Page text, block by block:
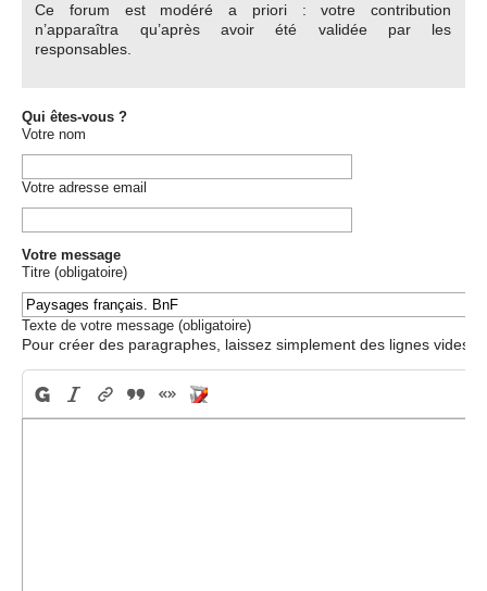
Ce forum est modéré a priori : votre contribution
n’apparaîtra qu’après avoir été validée par les
responsables.
Qui êtes-vous ?
Votre nom
Votre adresse email
Votre message
Titre (obligatoire)
Texte de votre message (obligatoire)
Pour créer des paragraphes, laissez simplement des lignes vides.